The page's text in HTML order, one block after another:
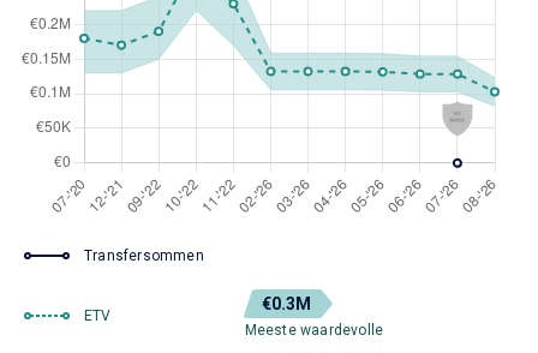
Transfersommen
ETV
€0.3M
Meeste waardevolle